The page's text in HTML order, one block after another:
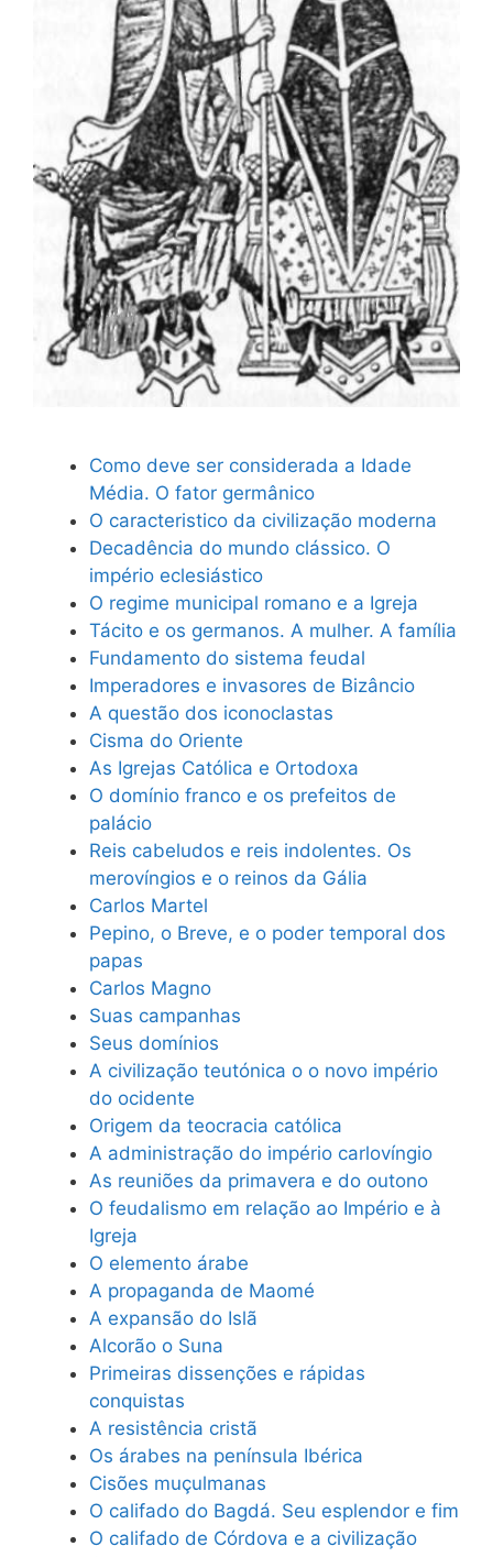
Como deve ser considerada a Idade
Média. O fator germânico
O caracteristico da civilização moderna
Decadência do mundo clássico. O
império eclesiástico
O regime municipal romano e a Igreja
Tácito e os germanos. A mulher. A família
Fundamento do sistema feudal
Imperadores e invasores de Bizâncio
A questão dos iconoclastas
Cisma do Oriente
As Igrejas Católica e Ortodoxa
O domínio franco e os prefeitos de
palácio
Reis cabeludos e reis indolentes. Os
merovíngios e o reinos da Gália
Carlos Martel
Pepino, o Breve, e o poder temporal dos
papas
Carlos Magno
Suas campanhas
Seus domínios
A civilização teutónica o o novo império
do ocidente
Origem da teocracia católica
A administração do império carlovíngio
As reuniões da primavera e do outono
O feudalismo em relação ao Império e à
Igreja
O elemento árabe
A propaganda de Maomé
A expansão do Islã
Alcorão o Suna
Primeiras dissenções e rápidas
conquistas
A resistência cristã
Os árabes na península Ibérica
Cisões muçulmanas
O califado do Bagdá. Seu esplendor e fim
O califado de Córdova e a civilização